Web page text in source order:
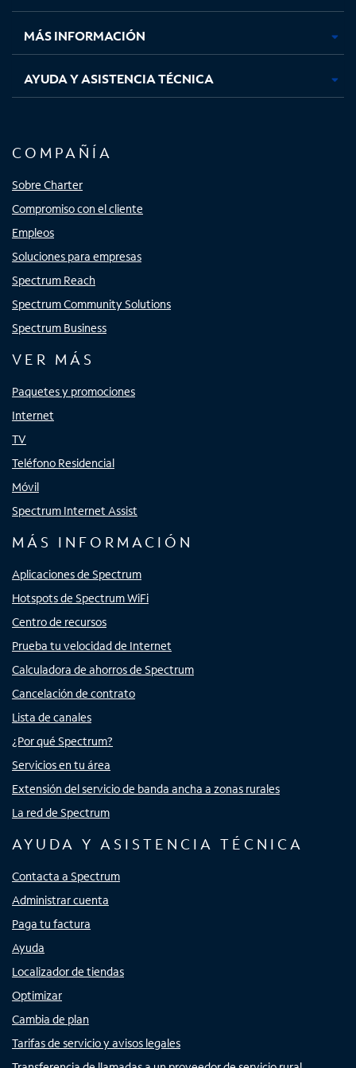
nuevanuevanuevanueva
MÁS INFORMACIÓN
AYUDA Y ASISTENCIA TÉCNICA
COMPAÑÍA
Sobre Charter
Compromiso con el cliente
Empleos
Soluciones para empresas
Spectrum Reach
Spectrum Community Solutions
Spectrum Business
VER MÁS
Paquetes y promociones
Internet
TV
Teléfono Residencial
Móvil
Spectrum Internet Assist
MÁS INFORMACIÓN
Aplicaciones de Spectrum
Hotspots de Spectrum WiFi
Centro de recursos
Prueba tu velocidad de Internet
Calculadora de ahorros de Spectrum
Cancelación de contrato
Lista de canales
¿Por qué Spectrum?
Servicios en tu área
Extensión del servicio de banda ancha a zonas rurales
La red de Spectrum
AYUDA Y ASISTENCIA TÉCNICA
Contacta a Spectrum
Administrar cuenta
Paga tu factura
Ayuda
Localizador de tiendas
Optimizar
Cambia de plan
Tarifas de servicio y avisos legales